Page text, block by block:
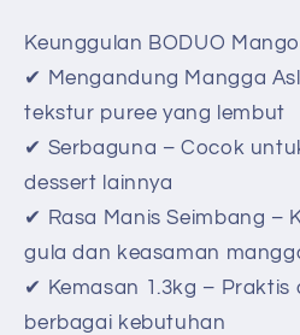
Keunggulan BODUO
✔ Mengandung Mangga
tekstur puree yang lembut
✔ Serbaguna – Cocok
dessert lainnya
✔ Rasa Manis Seimbang –
gula dan keasaman
✔ Kemasan 1.3kg – Praktis
berbagai kebutuhan